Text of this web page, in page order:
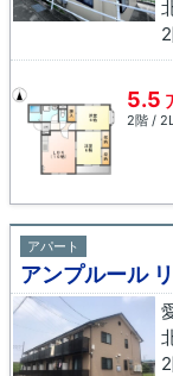
5.5
2階 /
アパート
アンプルール